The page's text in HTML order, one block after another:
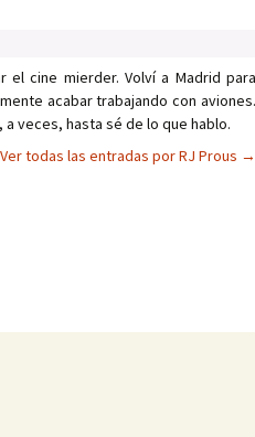
el cine mierder. Volví a Madrid para
acabar trabajando con aviones.
veces, hasta sé de lo que hablo.
Ver todas las entradas por RJ Prous →